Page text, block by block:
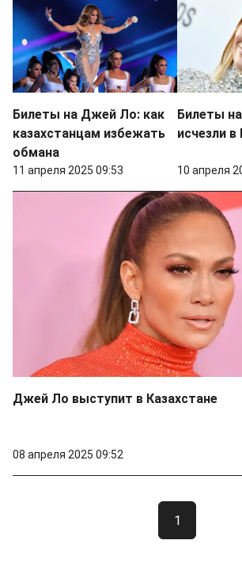
Билеты на Джей Ло: как
казахстанцам избежать
обмана
11 апреля 2025 09:53
Билеты
исчезли в
10 апреля
Джей Ло выступит в Казахстане
08 апреля 2025 09:52
1